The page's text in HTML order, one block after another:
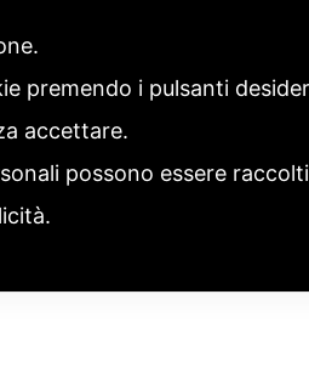
premendo i pulsanti
accettare.
possono essere